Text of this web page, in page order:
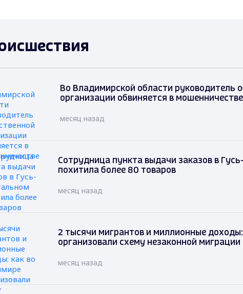
Во Владимирской области руководитель
организации обвиняется в мошенничестве
месяц назад
Сотрудница пункта выдачи заказов в
похитила более 80 товаров
месяц назад
2 тысячи мигрантов и миллионные
организовали схему незаконной миграции
месяц назад